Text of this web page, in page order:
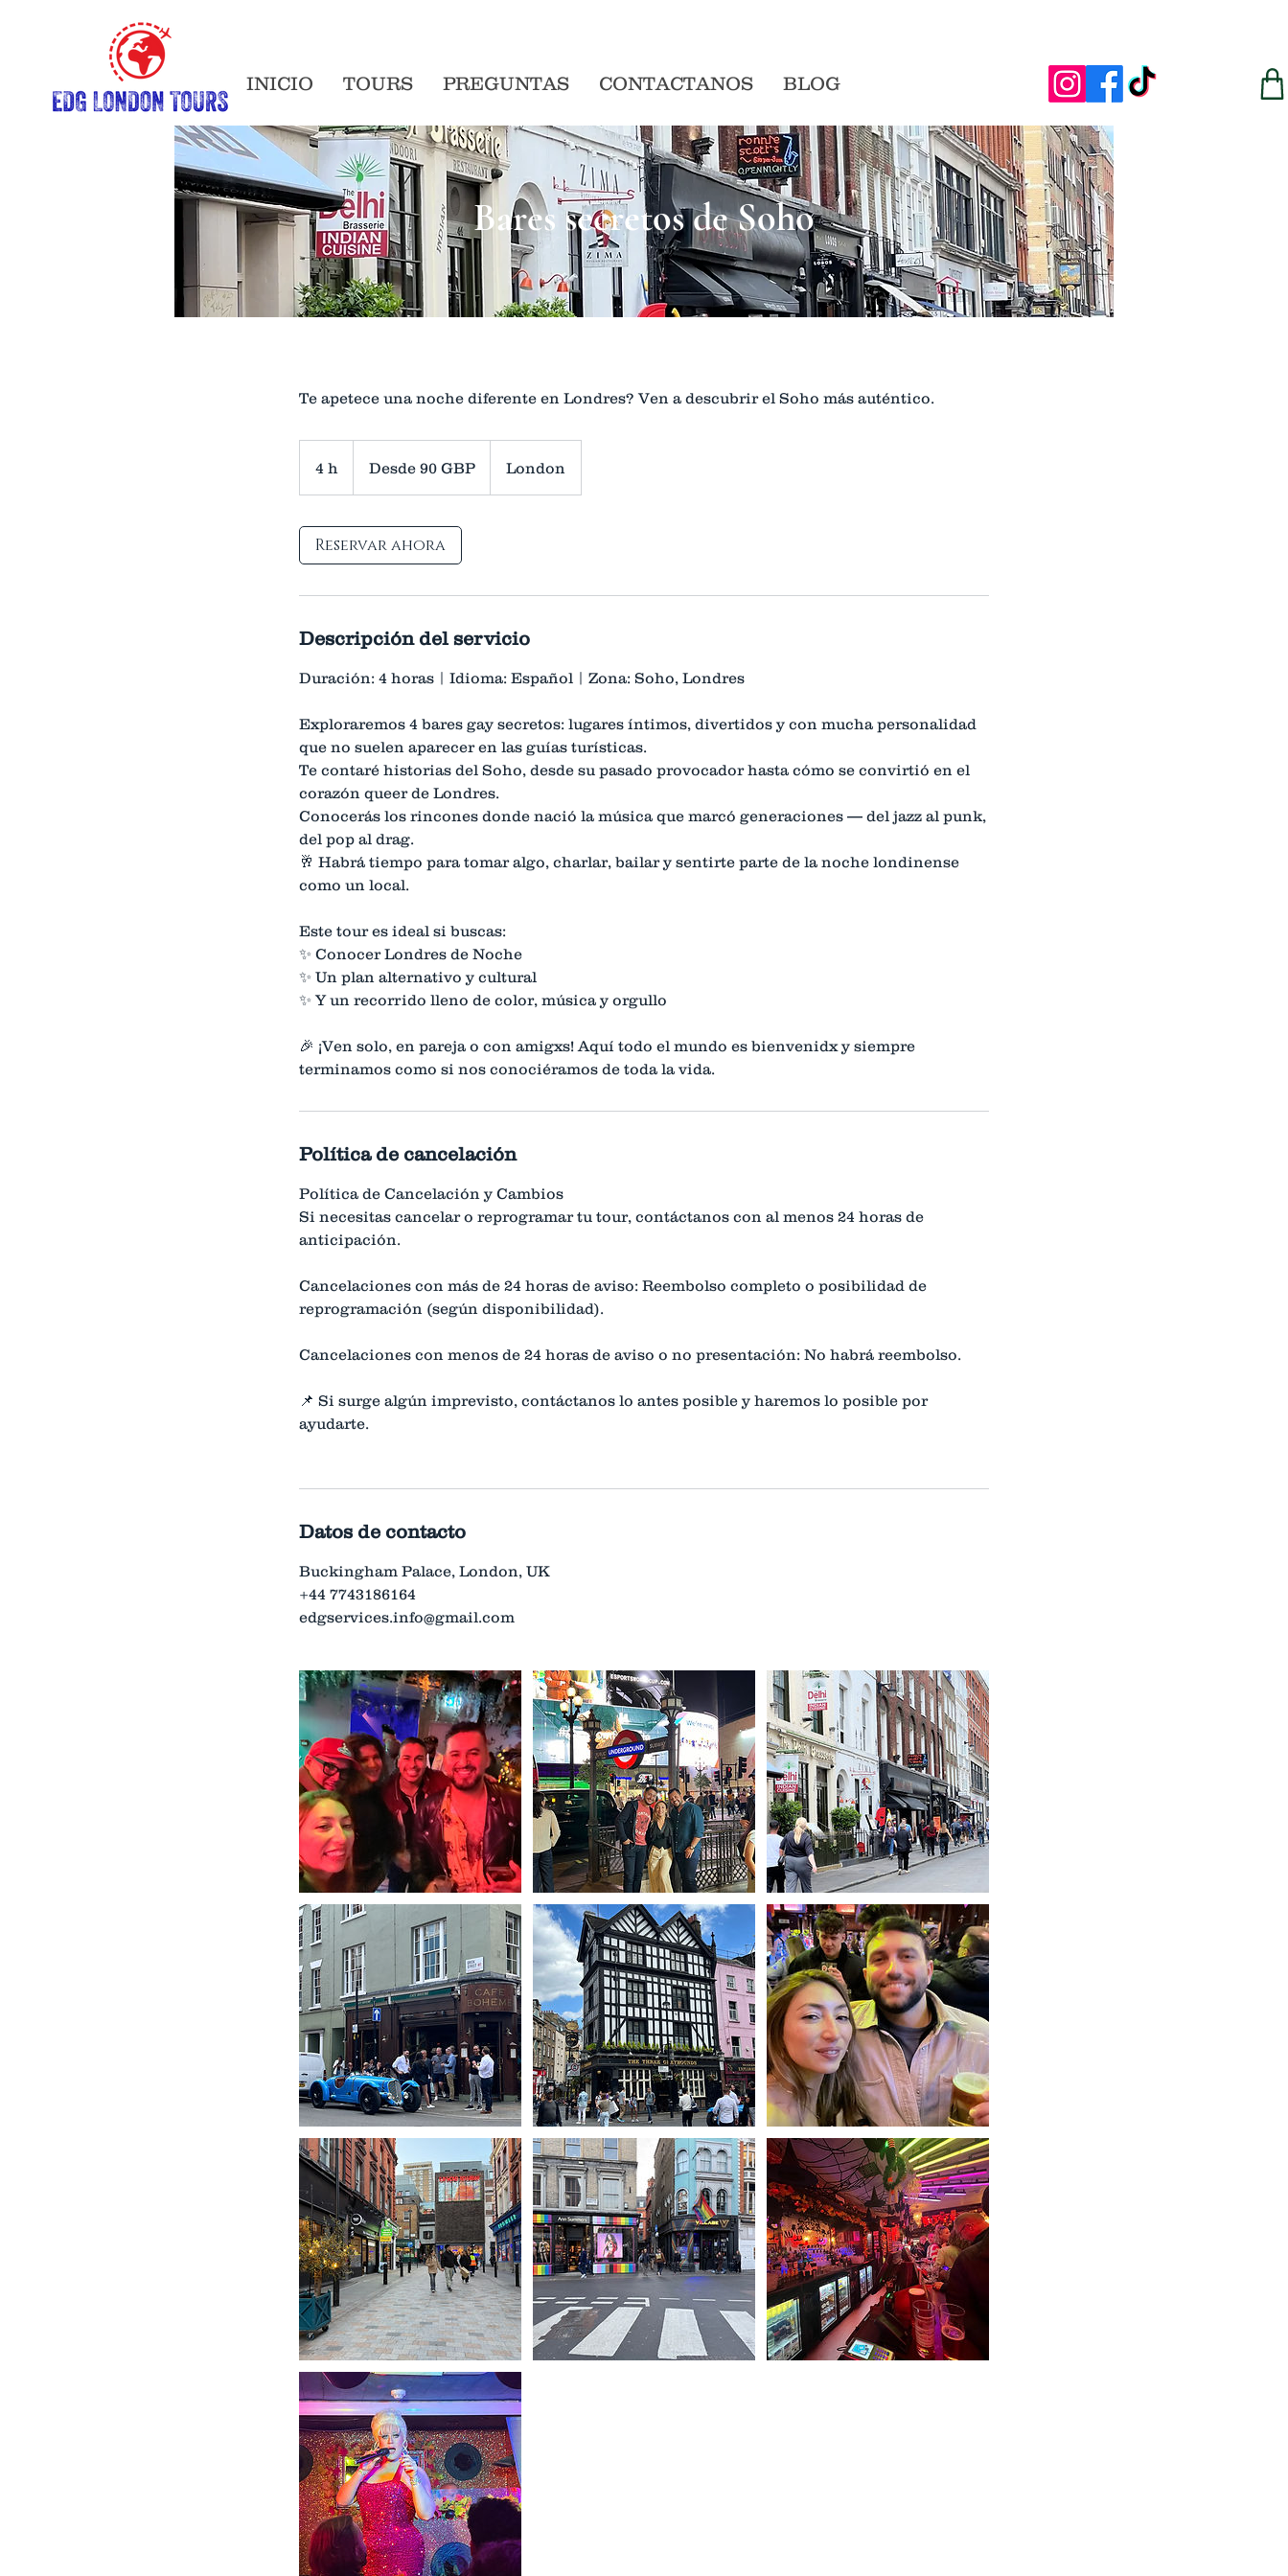
INICIO TOURS PREGUNTAS CONTACTANOS BLOG
Bares secretos de Soho
Te apetece una noche diferente en Londres? Ven a descubrir el Soho más auténtico.
4 h
libras
esterlinas
Desde 90 GBP London
Reservar ahora
Descripción del servicio
Duración: 4 horas | Idioma: Español | Zona: Soho, Londres
Exploraremos 4 bares gay secretos: lugares íntimos, divertidos y con mucha personalidad
que no suelen aparecer en las guías turísticas.
Te contaré historias del Soho, desde su pasado provocador hasta cómo se convirtió en el
corazón queer de Londres.
Conocerás los rincones donde nació la música que marcó generaciones — del jazz al punk,
del pop al drag.
🥂 Habrá tiempo para tomar algo, charlar, bailar y sentirte parte de la noche londinense
como un local.
Este tour es ideal si buscas:
✨ Conocer Londres de Noche
✨ Un plan alternativo y cultural
✨ Y un recorrido lleno de color, música y orgullo
🎉 ¡Ven solo, en pareja o con amigxs! Aquí todo el mundo es bienvenidx y siempre
terminamos como si nos conociéramos de toda la vida.
Política de cancelación
Política de Cancelación y Cambios
Si necesitas cancelar o reprogramar tu tour, contáctanos con al menos 24 horas de
anticipación.
Cancelaciones con más de 24 horas de aviso: Reembolso completo o posibilidad de
reprogramación (según disponibilidad).
Cancelaciones con menos de 24 horas de aviso o no presentación: No habrá reembolso.
📌 Si surge algún imprevisto, contáctanos lo antes posible y haremos lo posible por
ayudarte.
Datos de contacto
Buckingham Palace, London, UK
+44 7743186164
edgservices.info@gmail.com